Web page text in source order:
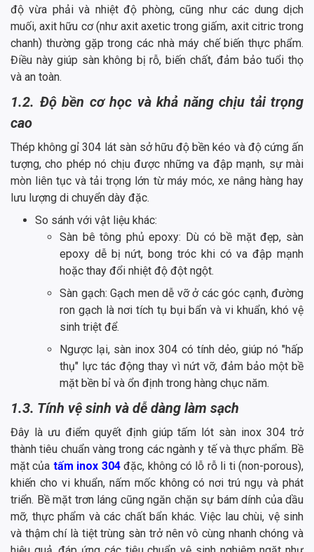
độ vừa phải và nhiệt độ phòng, cũng như các dung dịch
muối, axit hữu cơ (như axit axetic trong giấm, axit citric trong
chanh) thường gặp trong các nhà máy chế biến thực phẩm.
Điều này giúp sàn không bị rỗ, biến chất, đảm bảo tuổi thọ
và an toàn.
1.2. Độ bền cơ học và khả năng chịu tải trọng
cao
Thép không gỉ 304 lát sàn sở hữu độ bền kéo và độ cứng ấn
tượng, cho phép nó chịu được những va đập mạnh, sự mài
mòn liên tục và tải trọng lớn từ máy móc, xe nâng hàng hay
lưu lượng di chuyển dày đặc.
So sánh với vật liệu khác:
Sàn bê tông phủ epoxy: Dù có bề mặt đẹp, sàn
epoxy dễ bị nứt, bong tróc khi có va đập mạnh
hoặc thay đổi nhiệt độ đột ngột.
Sàn gạch: Gạch men dễ vỡ ở các góc cạnh, đường
ron gạch là nơi tích tụ bụi bẩn và vi khuẩn, khó vệ
sinh triệt để.
Ngược lại, sàn inox 304 có tính dẻo, giúp nó "hấp
thụ" lực tác động thay vì nứt vỡ, đảm bảo một bề
mặt bền bỉ và ổn định trong hàng chục năm.
1.3. Tính vệ sinh và dễ dàng làm sạch
Đây là ưu điểm quyết định giúp tấm lót sàn inox 304 trở
thành tiêu chuẩn vàng trong các ngành y tế và thực phẩm. Bề
mặt của tấm inox 304đặc, không có lỗ rỗ li ti (non-porous),
khiến cho vi khuẩn, nấm mốc không có nơi trú ngụ và phát
triển. Bề mặt trơn láng cũng ngăn chặn sự bám dính của dầu
mỡ, thực phẩm và các chất bẩn khác. Việc lau chùi, vệ sinh
và thậm chí là tiệt trùng sàn trở nên vô cùng nhanh chóng và